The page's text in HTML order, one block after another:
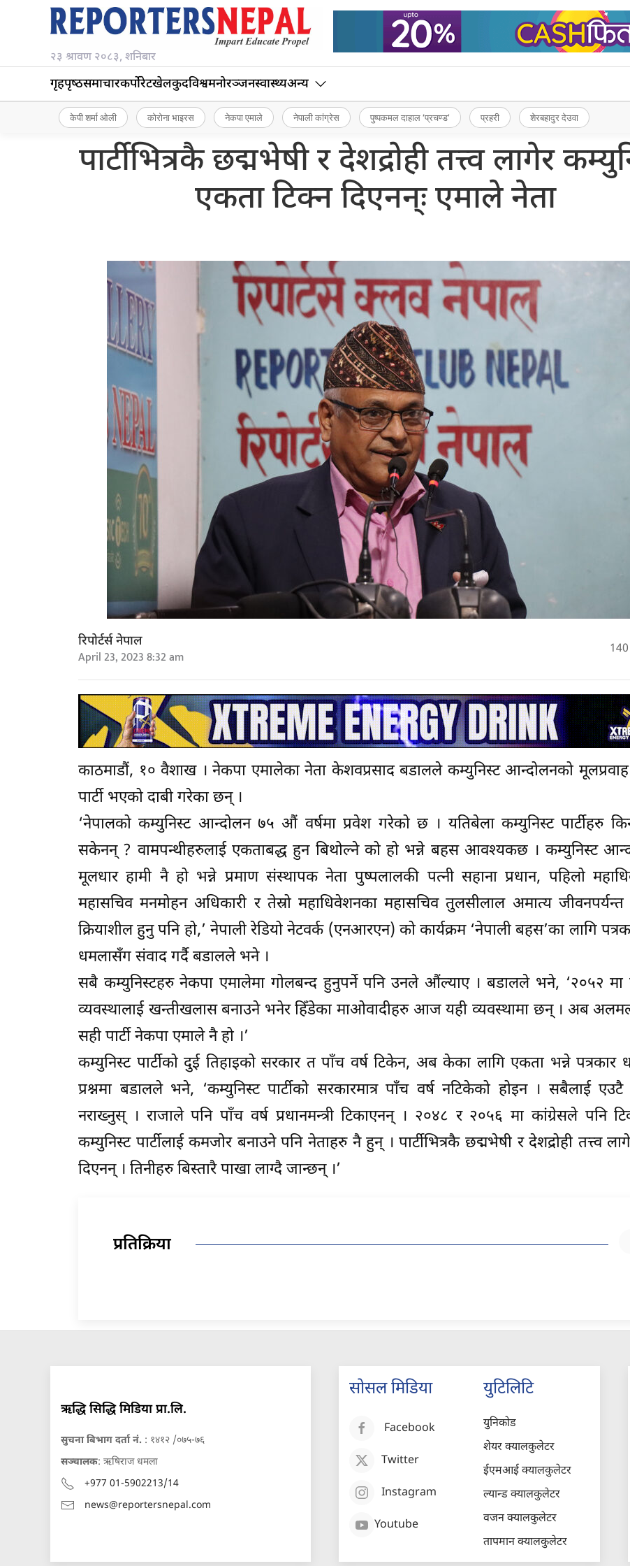
२३ श्रावण २०८३, शनिबार
गृहपृष्‍ठसमाचारकर्पोरेटखेलकुदविश्वमनोरञ्जनस्वास्थ्यअन्य
केपी शर्मा ओली कोरोना भाइरस नेकपा एमाले नेपाली कांग्रेस पुष्पकमल दाहाल ‘प्रचण्ड’ प्रहरी शेरबहादुर देउवा
पार्टीभित्रकै छद्मभेषी र देशद्रोही तत्त्व लागेर
एकता टिक्न दिएनन्ः एमाले नेता
रिपोर्टर्स नेपाल
April 23, 2023 8:32 am 140
काठमाडौं, १० वैशाख । नेकपा एमालेका नेता केशवप्रसाद बडालले कम्युनिस्ट आन्दोलनको
पार्टी भएको दाबी गरेका छन् ।
‘नेपालको कम्युनिस्ट आन्दोलन ७५ औं वर्षमा प्रवेश गरेको छ । यतिबेला कम्युनिस्ट पार्टीहरु
सकेनन् ? वामपन्थीहरुलाई एकताबद्ध हुन बिथोल्ने को हो भन्ने बहस आवश्यकछ । कम्युनिस्ट
मूलधार हामी नै हो भन्ने प्रमाण संस्थापक नेता पुष्पलालकी पत्नी सहाना प्रधान, पहिलो
महासचिव मनमोहन अधिकारी र तेस्रो महाधिवेशनका महासचिव तुलसीलाल अमात्य
क्रियाशील हुनु पनि हो,’ नेपाली रेडियो नेटवर्क (एनआरएन) को कार्यक्रम ‘नेपाली बहस’का लागि
धमलासँग संवाद गर्दै बडालले भने ।
सबै कम्युनिस्टहरु नेकपा एमालेमा गोलबन्द हुनुपर्ने पनि उनले औंल्याए । बडालले भने, ‘२०५२
व्यवस्थालाई खन्तीखलास बनाउने भनेर हिँडेका माओवादीहरु आज यही व्यवस्थामा छन् । अब
सही पार्टी नेकपा एमाले नै हो ।’
कम्युनिस्ट पार्टीको दुई तिहाइको सरकार त पाँच वर्ष टिकेन, अब केका लागि एकता भन्ने पत्रकार
प्रश्नमा बडालले भने, ‘कम्युनिस्ट पार्टीको सरकारमात्र पाँच वर्ष नटिकेको होइन । सबैलाई एउटै
नराख्नुस् । राजाले पनि पाँच वर्ष प्रधानमन्त्री टिकाएनन् । २०४८ र २०५६ मा कांग्रेसले पनि
कम्युनिस्ट पार्टीलाई कमजोर बनाउने पनि नेताहरु नै हुन् । पार्टीभित्रकै छद्मभेषी र देशद्रोही तत्त्व
दिएनन् । तिनीहरु बिस्तारै पाखा लाग्दै जान्छन् ।’
प्रतिक्रिया
ऋद्धि सिद्धि मिडिया प्रा.लि.
सुचना बिभाग दर्ता नं. : १४१२ /०७५-७६
सञ्चालक: ऋषिराज धमला
+977 01-5902213/14
news@reportersnepal.com
सोसल मिडिया
Facebook
Twitter
Instagram
Youtube
युटिलिटि
युनिकोड
शेयर क्यालकुलेटर
ईएमआई क्यालकुलेटर
ल्यान्ड क्यालकुलेटर
वजन क्यालकुलेटर
तापमान क्यालकुलेटर